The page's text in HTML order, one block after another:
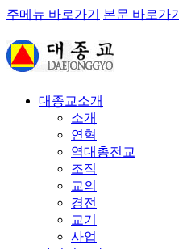
주메뉴 바로가기 본문 바로가기
대종교소개
소개
연혁
역대총전교
조직
교의
경전
교기
사업